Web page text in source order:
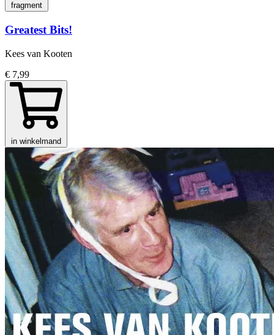
fragment
Greatest Bits!
Kees van Kooten
€ 7,99
in winkelmand